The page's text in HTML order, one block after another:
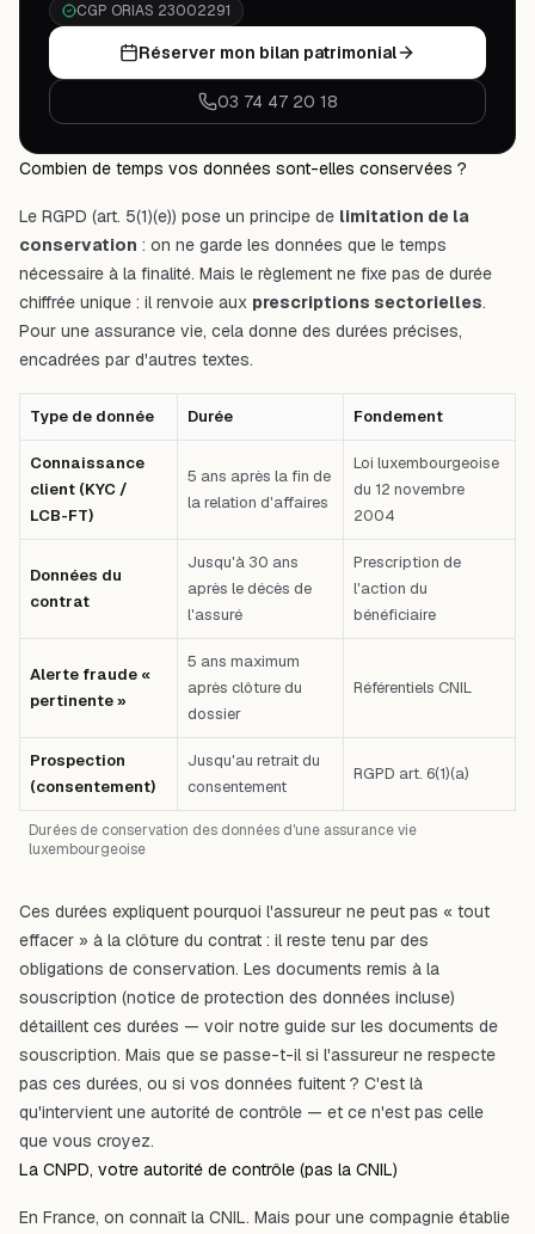
CGP ORIAS 23002291
Réserver mon bilan patrimonial
03 74 47 20 18
Combien de temps vos données sont-elles conservées ?
Le RGPD (art. 5(1)(e)) pose un principe de limitation de la
conservation : on ne garde les données que le temps
nécessaire à la finalité. Mais le règlement ne fixe pas de durée
chiffrée unique : il renvoie aux prescriptions sectorielles.
Pour une assurance vie, cela donne des durées précises,
encadrées par d'autres textes.
Durées de conservation des données d'une assurance vie
luxembourgeoise
Type de donnée Durée Fondement
Connaissance
client (KYC /
LCB-FT)
5 ans après la fin de
la relation d'affaires
Loi luxembourgeoise
du 12 novembre
2004
Données du
contrat
Jusqu'à 30 ans
après le décès de
l'assuré
Prescription de
l'action du
bénéficiaire
Alerte fraude «
pertinente »
5 ans maximum
après clôture du
dossier
Référentiels CNIL
Prospection
(consentement)
Jusqu'au retrait du
consentement
RGPD art. 6(1)(a)
Ces durées expliquent pourquoi l'assureur ne peut pas « tout
effacer » à la clôture du contrat : il reste tenu par des
obligations de conservation. Les documents remis à la
souscription (notice de protection des données incluse)
détaillent ces durées — voir notre guide sur les documents de
souscription. Mais que se passe-t-il si l'assureur ne respecte
pas ces durées, ou si vos données fuitent ? C'est là
qu'intervient une autorité de contrôle — et ce n'est pas celle
que vous croyez.
La CNPD, votre autorité de contrôle (pas la CNIL)
En France, on connaît la CNIL. Mais pour une compagnie établie